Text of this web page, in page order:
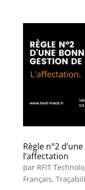
Règle n°2
l’affectation
par RFIT
Français,